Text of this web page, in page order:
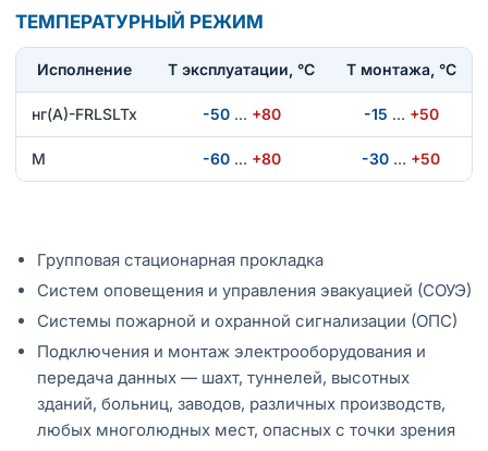
ТЕМПЕРАТУРНЫЙ РЕЖИМ
Исполнение T эксплуатации, °С Т монтажа, °С
нг(А)-FRLSLTx -50 … +80 -15 … +50
М -60 … +80 -30 … +50
Групповая стационарная прокладка
Систем оповещения и управления эвакуацией (СОУЭ)
Системы пожарной и охранной сигнализации (ОПС)
Подключения и монтаж электрооборудования и
передача данных — шахт, туннелей, высотных
зданий, больниц, заводов, различных производств,
любых многолюдных мест, опасных с точки зрения